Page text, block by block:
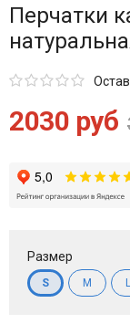
Перчатки
2030 руб
Размер
S M L